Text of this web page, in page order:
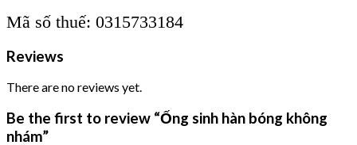
Mã số thuế: 0315733184
Reviews
There are no reviews yet.
Be the first to review “Ống sinh hàn bóng không
nhám”